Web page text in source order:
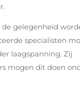
gelegenheid
specialisten
laagspanning. Zij
mogen dit doen